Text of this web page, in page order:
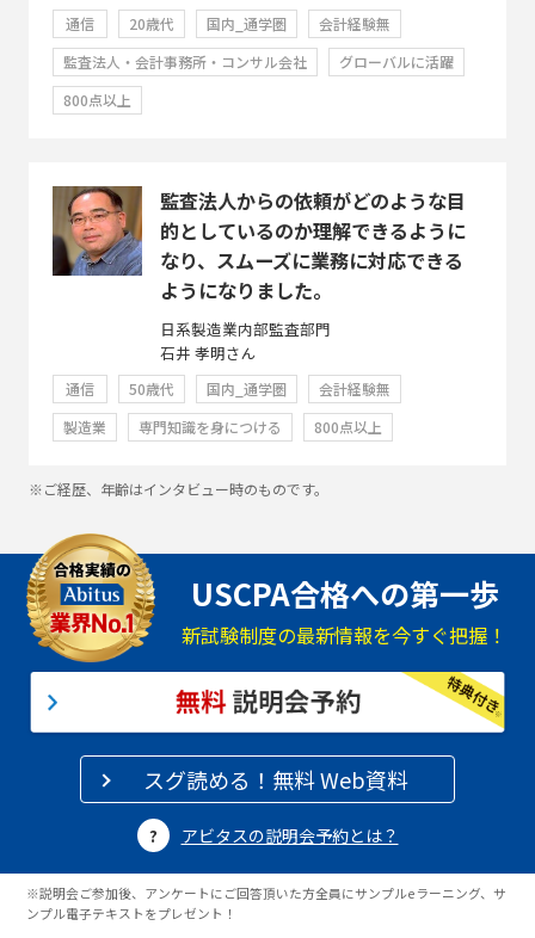
通信 20歳代 国内_通学圏
会計経験無
監査法人・会計事務所・コンサル会社
グローバルに活躍
800点以上
監査法人からの依頼がどのような目
的としているのか理解できるように
なり、スムーズに業務に対応できる
ようになりました。
日系製造業内部監査部門
石井 孝明さん
通信 50歳代 国内_通学圏
会計経験無
製造業
専門知識を身につける 800点以上
※ご経歴、年齢はインタビュー時のものです。
USCPA合格への第一歩
新試験制度の最新情報を今すぐ把握！
スグ読める！無料 Web資料
アビタスの説明会予約とは？
※説明会ご参加後、アンケートにご回答頂いた方全員にサンプルeラーニング、サ
ンプル電子テキストをプレゼント！